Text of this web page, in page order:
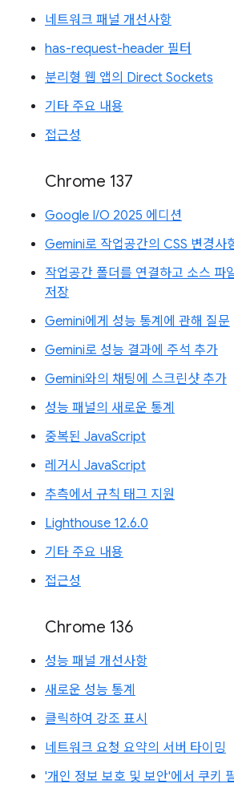
네트워크 패널 개선사항
has-request-header 필터
분리형 웹 앱의 Direct Sockets
기타 주요 내용
접근성
Chrome 137
Google I/O 2025 에디션
Gemini로 작업공간의 CSS 변경사
작업공간 폴더를 연결하고 소스 파
저장
Gemini에게 성능 통계에 관해 질문
Gemini로 성능 결과에 주석 추가
Gemini와의 채팅에 스크린샷 추가
성능 패널의 새로운 통계
중복된 JavaScript
레거시 JavaScript
추측에서 규칙 태그 지원
Lighthouse 12.6.0
기타 주요 내용
접근성
Chrome 136
성능 패널 개선사항
새로운 성능 통계
클릭하여 강조 표시
네트워크 요청 요약의 서버 타이밍
'개인 정보 보호 및 보안'에서 쿠키